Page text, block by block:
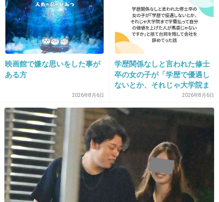
「カメラを止めるな」にヒロイン役で出てた
子？？
+22
35. 匿名2018/10/14(日) 21:25:01
武藤さん、懐かしい
+19 -0
36. 匿名2018/10/14(日) 21:25:53
沢口さんと若村さんが若くて綺麗なのは
宗教の力か？w
映画館で嫌な思いをした事が
ある方
2026年8月6日
学歴関係なしと言われた修士
卒の女の子が「学歴で優遇し
ないとか、それじゃ大学院ま
で学費払って自分の価値を上
げた人が馬鹿じゃないです
か」と捨て台詞を残し会社を
辞めてった
2026年8月6日